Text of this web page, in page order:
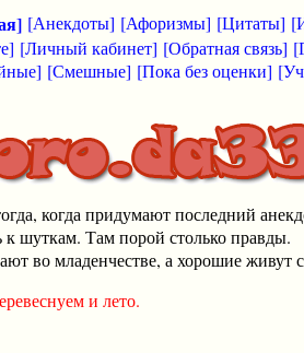
[Анекдоты] [Афоризмы] [Цитаты]
[Личный кабинет] [Обратная связь]
[Смешные] [Пока без оценки]
когда придумают последний
шуткам. Там порой столько правды.
во младенчестве, а хорошие живут
и лето.